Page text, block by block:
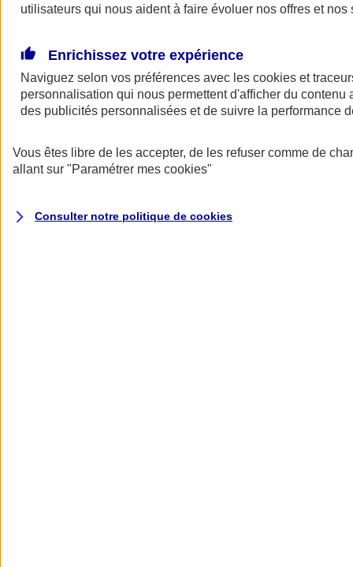
AXA Assurance
utilisateurs qui nous aident à faire évoluer nos offres et nos
Enrichissez votre expérience
Naviguez selon vos préférences avec les cookies et
personnalisation qui nous permettent d'afficher du contenu
des publicités personnalisées et de suivre la performance
Vous êtes libre de les accepter, de les refuser comme de
allant sur "Paramétrer mes cookies"
Consulter notre politique de cookies